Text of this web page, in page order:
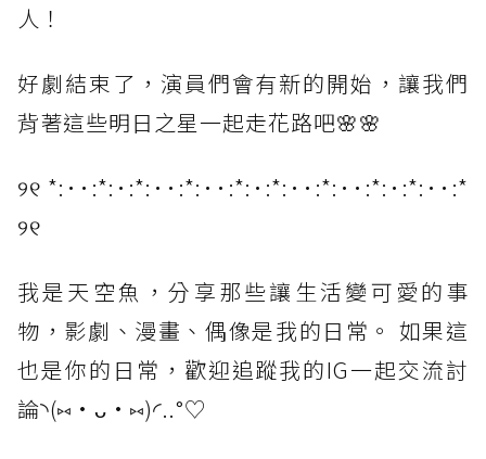
人！
好劇結束了，演員們會有新的開始，讓我們
背著這些明日之星一起走花路吧🌸🌸
୨୧ *:･･:*:･:*:･･:*:･･:*:･:*:･･:*:･･:*:･:*:･･:*
୨୧
我是天空魚，分享那些讓生活變可愛的事
物，影劇、漫畫、偶像是我的日常。 如果這
也是你的日常，歡迎追蹤我的IG一起交流討
論◝(⑅•ᴗ•⑅)◜..°♡